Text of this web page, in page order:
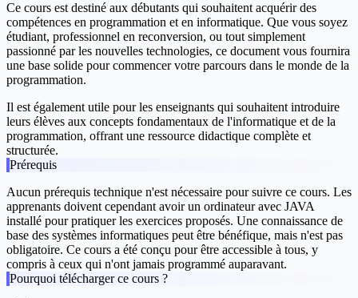
Ce cours est destiné aux débutants qui souhaitent acquérir des
compétences en programmation et en informatique. Que vous soyez
étudiant, professionnel en reconversion, ou tout simplement
passionné par les nouvelles technologies, ce document vous fournira
une base solide pour commencer votre parcours dans le monde de la
programmation.
Il est également utile pour les enseignants qui souhaitent introduire
leurs élèves aux concepts fondamentaux de l'informatique et de la
programmation, offrant une ressource didactique complète et
structurée.
Prérequis
Aucun prérequis technique n'est nécessaire pour suivre ce cours. Les
apprenants doivent cependant avoir un ordinateur avec JAVA
installé pour pratiquer les exercices proposés. Une connaissance de
base des systèmes informatiques peut être bénéfique, mais n'est pas
obligatoire. Ce cours a été conçu pour être accessible à tous, y
compris à ceux qui n'ont jamais programmé auparavant.
Pourquoi télécharger ce cours ?